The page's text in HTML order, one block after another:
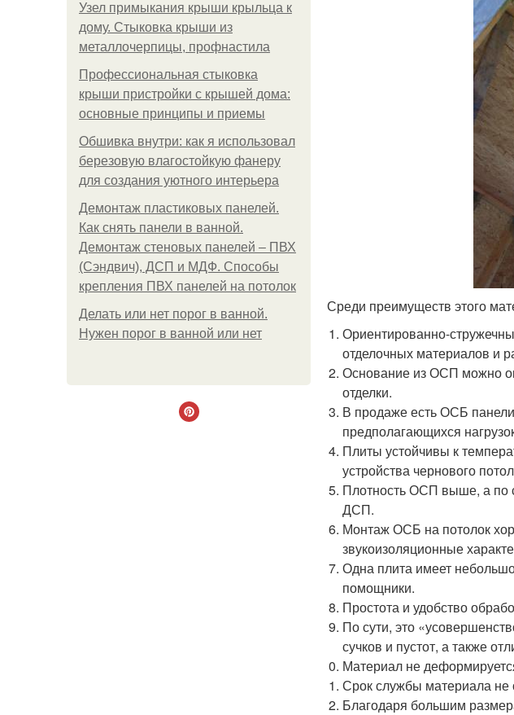
Узел примыкания крыши крыльца к
дому. Стыковка крыши из
металлочерпицы, профнастила
Профессиональная стыковка
крыши пристройки с крышей дома:
основные принципы и приемы
Обшивка внутри: как я использовал
березовую влагостойкую фанеру
для создания уютного интерьера
Демонтаж пластиковых панелей.
Как снять панели в ванной.
Демонтаж стеновых панелей – ПВХ
(Сэндвич), ДСП и МДФ. Способы
крепления ПВХ панелей на потолок
Делать или нет порог в ванной.
Нужен порог в ванной или нет
Среди преимуществ этого
Ориентированно-
отделочных материалов и
Основание из ОСП можно
отделки.
В продаже есть ОСБ
предполагающихся
Плиты устойчивы к
устройства чернового
Плотность ОСП выше, а по
ДСП.
Монтаж ОСБ на потолок
звукоизоляционные
Одна плита имеет
помощники.
Простота и удобство
По сути, это
сучков и пустот, а также
Материал не
Срок службы материала не
Благодаря большим